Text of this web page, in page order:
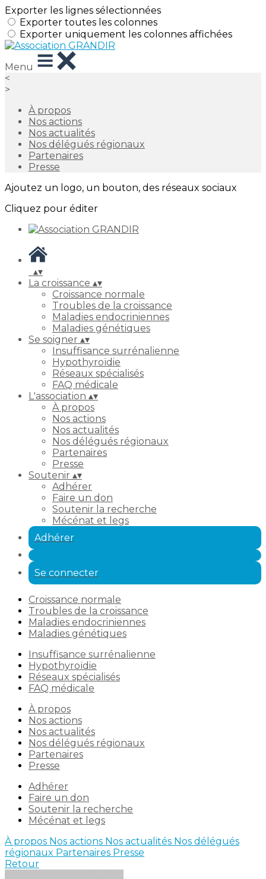
Exporter les lignes sélectionnées
Exporter toutes les colonnes
Exporter uniquement les colonnes affichées
Menu
<
>
À propos
Nos actions
Nos actualités
Nos délégués régionaux
Partenaires
Presse
Ajoutez un logo, un bouton, des réseaux sociaux
Cliquez pour éditer
▴▾
La croissance ▴▾
Croissance normale
Troubles de la croissance
Maladies endocriniennes
Maladies génétiques
Se soigner ▴▾
Insuffisance surrénalienne
Hypothyroïdie
Réseaux spécialisés
FAQ médicale
L'association ▴▾
À propos
Nos actions
Nos actualités
Nos délégués régionaux
Partenaires
Presse
Soutenir ▴▾
Adhérer
Faire un don
Soutenir la recherche
Mécénat et legs
Adhérer
Se connecter
Croissance normale
Troubles de la croissance
Maladies endocriniennes
Maladies génétiques
Insuffisance surrénalienne
Hypothyroïdie
Réseaux spécialisés
FAQ médicale
À propos
Nos actions
Nos actualités
Nos délégués régionaux
Partenaires
Presse
Adhérer
Faire un don
Soutenir la recherche
Mécénat et legs
À propos Nos actions Nos actualités Nos délégués
régionaux Partenaires Presse
Retour